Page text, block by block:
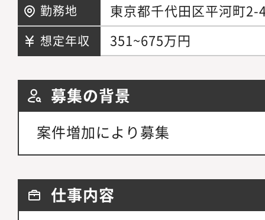
勤務地 東京都千代田区平河町
想定年収 351~675万円
募集の背景
案件増加により募集
仕事内容